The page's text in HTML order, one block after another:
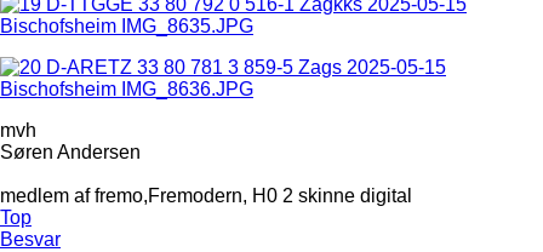
mvh
Søren Andersen
medlem af fremo,Fremodern, H0 2 skinne digital
Top
Besvar